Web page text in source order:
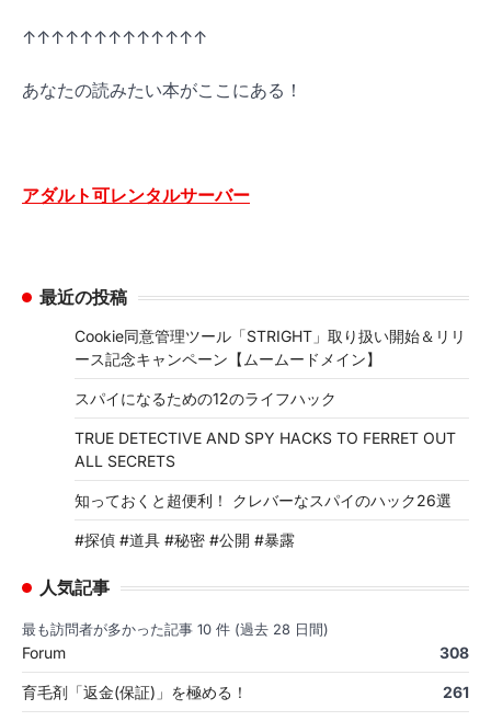
↑↑↑↑↑↑↑↑↑↑↑↑↑
あなたの読みたい本がここにある！
アダルト可レンタルサーバー
最近の投稿
Cookie同意管理ツール「STRIGHT」取り扱い開始＆リリ
ース記念キャンペーン【ムームードメイン】
スパイになるための12のライフハック
TRUE DETECTIVE AND SPY HACKS TO FERRET OUT
ALL SECRETS
知っておくと超便利！ クレバーなスパイのハック26選
#探偵 #道具 #秘密 #公開 #暴露
人気記事
最も訪問者が多かった記事 10 件 (過去 28 日間)
Forum 308
育毛剤「返金(保証)」を極める！ 261